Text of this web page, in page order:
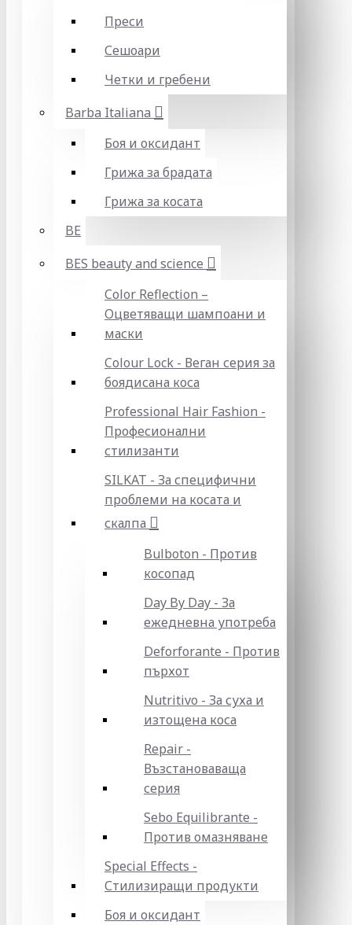
Преси
Сешоари
Четки и гребени
Barba Italiana
Боя и оксидант
Грижа за брадата
Грижа за косата
BE
BES beauty and science
Color Reflection –
Оцветяващи шампоани и
маски
Colour Lock - Веган серия за
боядисана коса
Professional Hair Fashion -
Професионални
стилизанти
SILKAT - За специфични
проблеми на косата и
скалпа
Bulboton - Против
косопад
Day By Day - За
ежедневна употреба
Deforforante - Против
пърхот
Nutritivo - За суха и
изтощена коса
Repair -
Възстановаваща
серия
Sebo Equilibrante -
Против омазняване
Special Effects -
Стилизиращи продукти
Боя и оксидант